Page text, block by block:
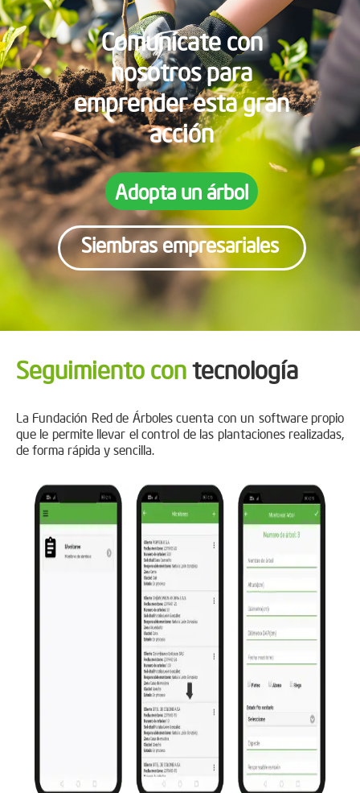
Comunícate con
nosotros para
emprender esta gran
acción
Adopta un árbol
Siembras empresariales
Seguimiento contecnología
La Fundación Red de Árboles cuenta con un software propio
que le permite llevar el control de las plantaciones realizadas,
de forma rápida y sencilla.